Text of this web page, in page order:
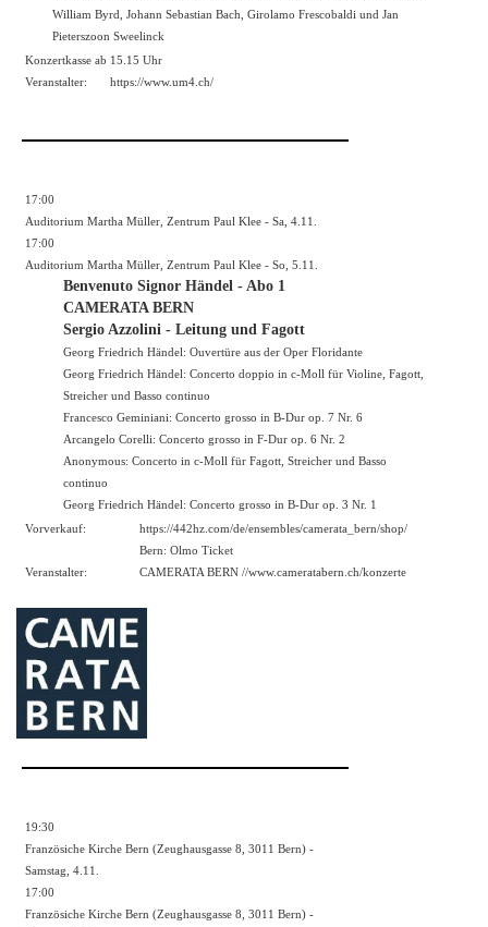
William Byrd, Johann Sebastian Bach, Girolamo Frescobaldi und Jan
Pieterszoon Sweelinck
Konzertkasse ab 15.15 Uhr
Veranstalter:
https://www.um4.ch/
17:00
Auditorium Martha Müller, Zentrum Paul Klee - Sa, 4.11.
17:00
Auditorium Martha Müller, Zentrum Paul Klee - So, 5.11.
Benvenuto Signor Händel - Abo 1
CAMERATA BERN
Sergio Azzolini - Leitung und Fagott
Georg Friedrich Händel: Ouvertüre aus der Oper Floridante
Georg Friedrich Händel: Concerto doppio in c-Moll für Violine, Fagott,
Streicher und Basso continuo
Francesco Geminiani: Concerto grosso in B-Dur op. 7 Nr. 6
Arcangelo Corelli: Concerto grosso in F-Dur op. 6 Nr. 2
Anonymous: Concerto in c-Moll für Fagott, Streicher und Basso
continuo
Georg Friedrich Händel: Concerto grosso in B-Dur op. 3 Nr. 1
Vorverkauf:
https://442hz.com/de/ensembles/camerata_bern/shop/
Bern: Olmo Ticket
Veranstalter:
CAMERATA BERN //www.cameratabern.ch/konzerte
19:30
Französiche Kirche Bern (Zeughausgasse 8, 3011 Bern) -
Samstag, 4.11.
17:00
Französiche Kirche Bern (Zeughausgasse 8, 3011 Bern) -